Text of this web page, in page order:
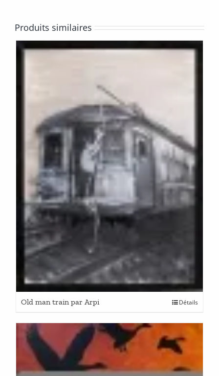
Produits similaires
Old man train par Arpi Détails